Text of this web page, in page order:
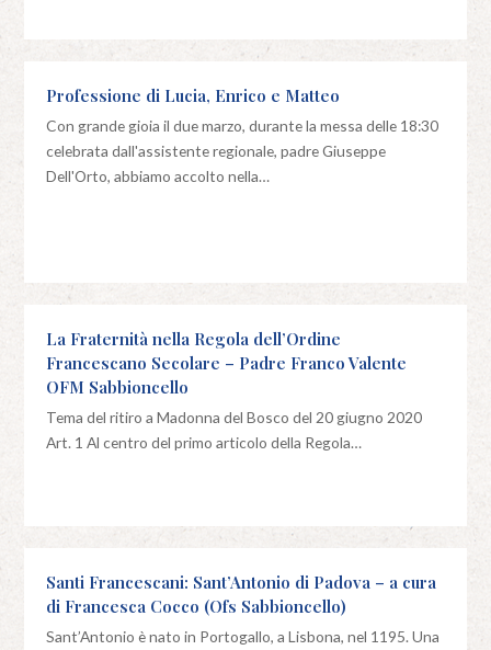
Professione di Lucia, Enrico e Matteo
Con grande gioia il due marzo, durante la messa delle 18:30
celebrata dall'assistente regionale, padre Giuseppe
Dell'Orto, abbiamo accolto nella…
La Fraternità nella Regola dell’Ordine
Francescano Secolare – Padre Franco Valente
OFM Sabbioncello
Tema del ritiro a Madonna del Bosco del 20 giugno 2020
Art. 1 Al centro del primo articolo della Regola…
Santi Francescani: Sant’Antonio di Padova – a cura
di Francesca Cocco (Ofs Sabbioncello)
Sant’Antonio è nato in Portogallo, a Lisbona, nel 1195. Una